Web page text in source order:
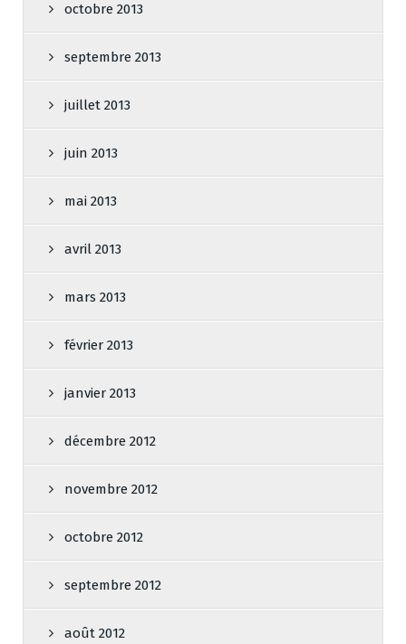
octobre 2013
septembre 2013
juillet 2013
juin 2013
mai 2013
avril 2013
mars 2013
février 2013
janvier 2013
décembre 2012
novembre 2012
octobre 2012
septembre 2012
août 2012